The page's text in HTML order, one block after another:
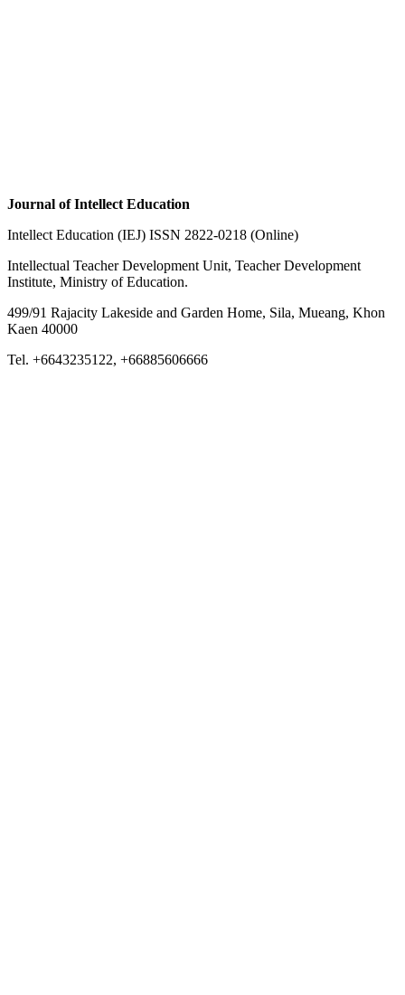
Journal of Intellect Education
Intellect Education (IEJ) ISSN 2822-0218 (Online)
Intellectual Teacher Development Unit, Teacher Development
Institute, Ministry of Education.
499/91 Rajacity Lakeside and Garden Home, Sila, Mueang, Khon
Kaen 40000
Tel. +6643235122, +66885606666